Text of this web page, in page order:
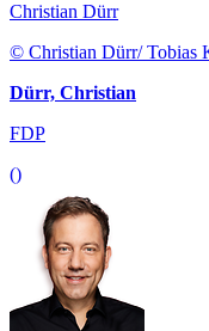
Christian Dürr
© Christian Dürr/ Tobias
Dürr, Christian
FDP
()